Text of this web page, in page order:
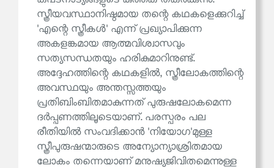
സ്ത്രീയവസ്ഥാനിഷ്ഠമായ തന്റെ കഥകളെക്കുറിച്ച്
'എന്റെ സ്ത്രീകൾ' എന്ന് പ്രഖ്യാപിക്കുന്ന
അകളങ്കമായ ആത്മവിശ്വാസവും
സത്യസന്ധതയും ഹരികുമാറിനുണ്ട്.
അദ്ദേഹത്തിന്റെ കഥകളിൽ, സ്ത്രീലോകത്തിന്റെ
അവസ്ഥയും അന്തസ്സത്തയും
പ്രതിബിംബിതമാകുന്നത് പുരുഷലോകമെന്ന
ദർപ്പണത്തിലൂടെയാണ്. പരസ്പരം പല
രീതിയിൽ സംവദിക്കാൻ 'നിയോഗ'മുള്ള
സ്ത്രീപുരുഷന്മാരുടെ അന്യോന്യാശ്രിതമായ
ലോകം തന്നെയാണ് മനുഷ്യജിവിതമെന്നുള്ള